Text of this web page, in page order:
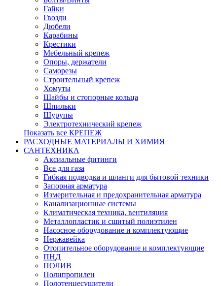
Гайки
Гвозди
Дюбели
Карабины
Крестики
Мебельный крепеж
Опоры, держатели
Саморезы
Строительный крепеж
Хомуты
Шайбы и стопорные кольца
Шпильки
Шурупы
Электротехнический крепеж
Показать все КРЕПЕЖ
РАСХОДНЫЕ МАТЕРИАЛЫ И ХИМИЯ
САНТЕХНИКА
Аксиальные фитинги
Все для газа
Гибкая подводка и шланги для бытовой техники
Запорная арматура
Измерительная и предохранительная арматура
Канализационные системы
Климатическая техника, вентиляция
Металлопластик и сшитый полиэтилен
Насосное оборудование и комплектующие
Нержавейка
Отопительное оборудование и комплектующие
ПНД
ПОЛИВ
Полипропилен
Полотенцесушители